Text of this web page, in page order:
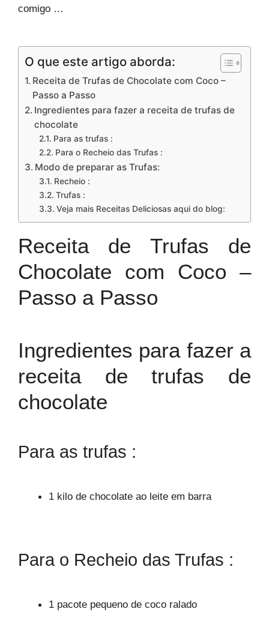
comigo …
O que este artigo aborda:
Receita de Trufas de Chocolate com Coco –
Passo a Passo
Ingredientes para fazer a receita de trufas de
chocolate
Para as trufas :
Para o Recheio das Trufas :
Modo de preparar as Trufas:
Recheio :
Trufas :
Veja mais Receitas Deliciosas aqui do blog:
Receita de Trufas de
Chocolate com Coco –
Passo a Passo
Ingredientes para fazer a
receita de trufas de
chocolate
Para as trufas :
1 kilo de chocolate ao leite em barra
Para o Recheio das Trufas :
1 pacote pequeno de coco ralado